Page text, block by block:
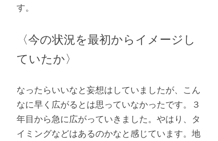
す。
〈今の状況を最初からイメージし
ていたか〉
なったらいいなと妄想はしていましたが、こん
なに早く広がるとは思っていなかったです。３
年目から急に広がっていきました。やはり、タ
イミングなどはあるのかなと感じています。地